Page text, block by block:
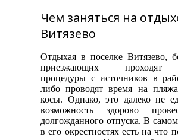
Чем заняться на
Витязево
Отдыхая в поселке Витязево,
приезжающих проходят
процедуры с источников в
либо проводят время на
косы. Однако, это далеко не
возможность здорово
долгожданного отпуска. В
в его окрестностях есть на что